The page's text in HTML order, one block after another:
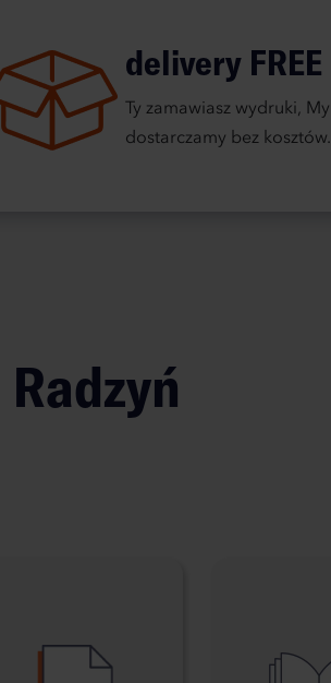
delivery FREE
Ty zamawiasz wydruki, My
dostarczamy bez kosztów.
Radzyń